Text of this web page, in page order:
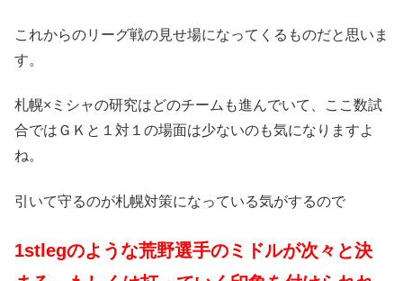
これからのリーグ戦の見せ場になってくるものだと思いま
す。
札幌×ミシャの研究はどのチームも進んでいて、ここ数試
合ではＧＫと１対１の場面は少ないのも気になりますよ
ね。
引いて守るのが札幌対策になっている気がするので
1stlegのような荒野選手のミドルが次々と決